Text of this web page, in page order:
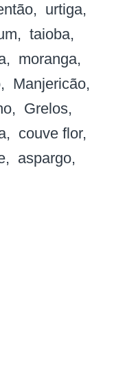
urtiga
taioba
moranga
Manjericão
Grelos
couve flor
aspargo